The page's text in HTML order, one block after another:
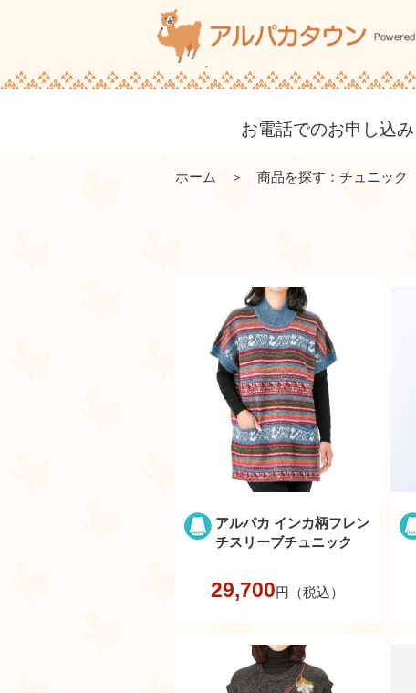
お電話でのお申し込
ホーム ＞ 商品を探す：チュニック
アルパカ インカ柄フレン
チスリーブチュニック
29,700円（税込）